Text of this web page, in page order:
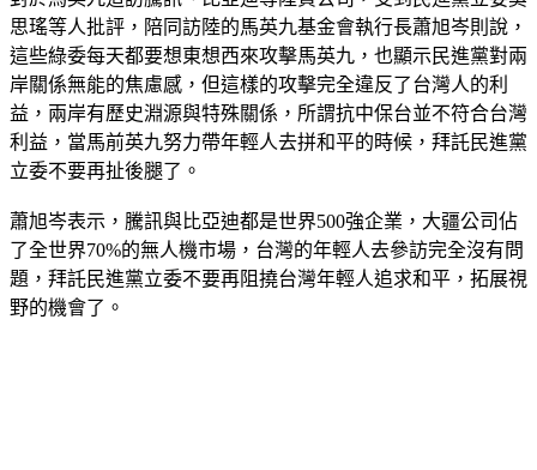
這些綠委每天都要想東想西來攻擊馬英九，也顯示民進黨對兩
岸關係無能的焦慮感，但這樣的攻擊完全違反了台灣人的利
益，兩岸有歷史淵源與特殊關係，所謂抗中保台並不符合台灣
利益，當馬前英九努力帶年輕人去拼和平的時候，拜託民進黨
立委不要再扯後腿了。
了全世界70%的無人機市場，台灣的年輕人去參訪完全沒有問
題，拜託民進黨立委不要再阻撓台灣年輕人追求和平，拓展視
野的機會了。